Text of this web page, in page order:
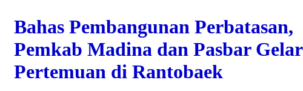
Bahas Pembangunan Perbatasan,
Pemkab Madina dan Pasbar Gelar
Pertemuan di Rantobaek